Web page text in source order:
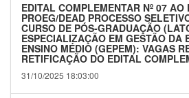
EDITAL COMPLEMENTAR Nº 07 AO
PROEG/DEAD PROCESSO
CURSO DE PÓS-GRADUAÇÃO
ESPECIALIZAÇÃO EM GESTÃO DA
ENSINO MÉDIO (GEPEM): VAGAS
RETIFICAÇÃO DO EDITAL
31/10/2025 18:03:00